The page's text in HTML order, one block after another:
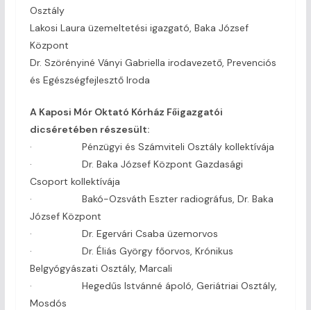
Osztály
Lakosi Laura üzemeltetési igazgató, Baka József
Központ
Dr. Szörényiné Ványi Gabriella irodavezető, Prevenciós
és Egészségfejlesztő Iroda
A Kaposi Mór Oktató Kórház Főigazgatói
dicséretében részesült:
· Pénzügyi és Számviteli Osztály kollektívája
· Dr. Baka József Központ Gazdasági
Csoport kollektívája
· Bakó-Ozsváth Eszter radiográfus, Dr. Baka
József Központ
· Dr. Egervári Csaba üzemorvos
· Dr. Éliás György főorvos, Krónikus
Belgyógyászati Osztály, Marcali
· Hegedűs Istvánné ápoló, Geriátriai Osztály,
Mosdós